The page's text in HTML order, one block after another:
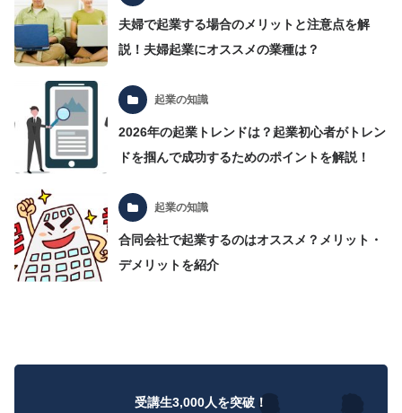
夫婦で起業する場合のメリットと注意点を解
説！夫婦起業にオススメの業種は？
起業の知識
2026年の起業トレンドは？起業初心者がトレン
ドを掴んで成功するためのポイントを解説！
起業の知識
合同会社で起業するのはオススメ？メリット・
デメリットを紹介
受講生3,000人を突破！